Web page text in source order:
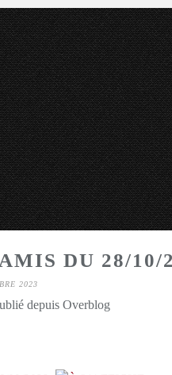
DU 28/10/
2023
depuis Overblog